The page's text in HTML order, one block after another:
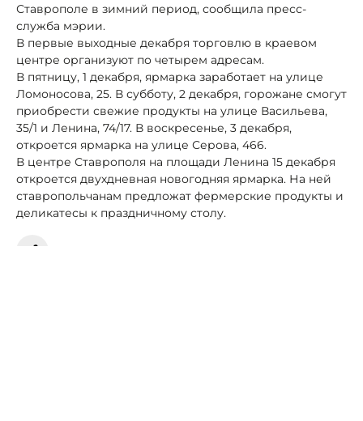
Ставрополе в зимний период, сообщила пресс-
служба мэрии.
В первые выходные декабря торговлю в краевом
центре организуют по четырем адресам.
В пятницу, 1 декабря, ярмарка заработает на улице
Ломоносова, 25. В субботу, 2 декабря, горожане смогут
приобрести свежие продукты на улице Васильева,
35/1 и Ленина, 74/17. В воскресенье, 3 декабря,
откроется ярмарка на улице Серова, 466.
В центре Ставрополя на площади Ленина 15 декабря
откроется двухдневная новогодняя ярмарка. На ней
ставропольчанам предложат фермерские продукты и
деликатесы к праздничному столу.